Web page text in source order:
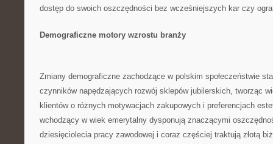
dostęp do swoich oszczędności bez wcześniejszych kar czy
Demograficzne motory wzrostu branży
Zmiany demograficzne zachodzące w polskim społeczeństwie
czynników napędzających rozwój sklepów jubilerskich, tworząc
klientów o różnych motywacjach zakupowych i preferencjach
wchodzący w wiek emerytalny dysponują znaczącymi
dziesięciolecia pracy zawodowej i coraz częściej traktują złotą